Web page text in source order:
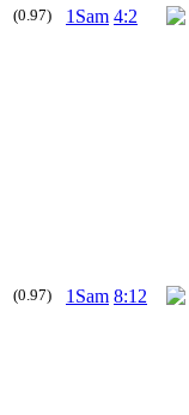
(0.97) 1Sam 4:2
(0.97) 1Sam 8:12